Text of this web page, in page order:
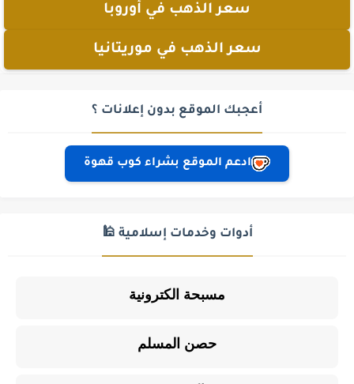
سعر الذهب في أوروبا
سعر الذهب في موريتانيا
أعجبك الموقع بدون إعلانات ؟
ادعم الموقع بشراء كوب قهوة
أدوات وخدمات إسلامية 🕌
مسبحة الكترونية
حصن المسلم